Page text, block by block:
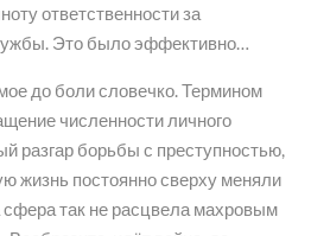
ответственности за
Это было эффективно…
до боли словечко. Термином
численности личного
разгар борьбы с преступностью,
жизнь постоянно сверху меняли
так не расцвела махровым